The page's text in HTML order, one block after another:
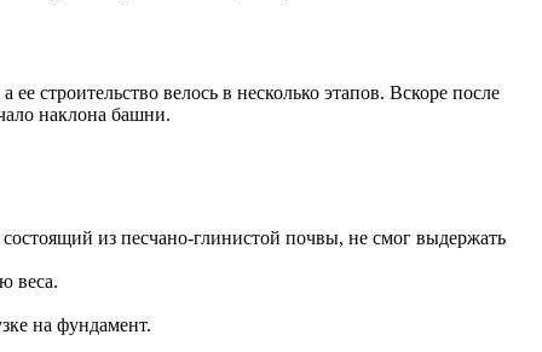
строительство велось в несколько этапов. Вскоре после
наклона башни.
из песчано-глинистой почвы, не смог выдержать
веса.
на фундамент.